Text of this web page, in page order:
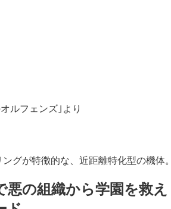
ルフェンズ｣より
グが特徴的な、近距離特化型の機体。
悪の組織から学園を救